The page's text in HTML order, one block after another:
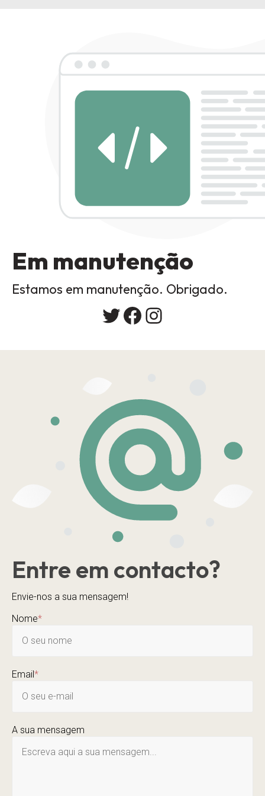
Em manutenção
Estamos em manutenção. Obrigado.
Twitter
Facebook
Instagram
Entre em contacto?
Envie-nos a sua mensagem!
Nome*
Email*
A sua mensagem